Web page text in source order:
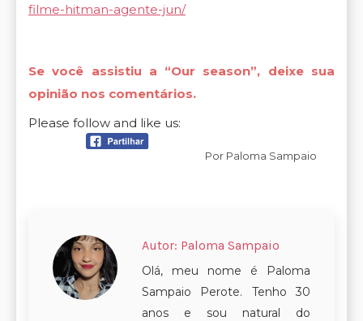
filme-hitman-agente-jun/
Se você assistiu a “Our season”, deixe sua
opinião nos comentários.
Please follow and like us:
Por Paloma Sampaio
Autor: Paloma Sampaio
Olá, meu nome é Paloma
Sampaio Perote. Tenho 30
anos e sou natural do